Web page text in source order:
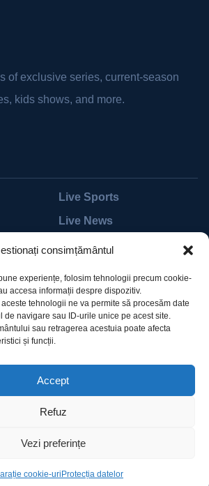
consimțământul
experiențe, folosim tehnologii precum cookie-
accesa informații despre dispozitiv.
tehnologii ne va permite să procesăm date
de navigare sau ID-urile unice pe acest site.
sau retragerea acestuia poate afecta
și funcții.
Accept
Refuz
Vezi preferințe
cookie-uri Protecția datelor
of exclusive series, current-season
kids shows, and more.
Live Sports
Live News
Live TV
Accessibility
Subscribe
by MadrasThemes. All Rights